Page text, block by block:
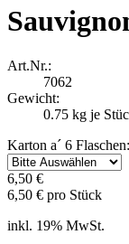
Art.Nr.:
7062
Gewicht:
0.75 kg je
Karton a´ 6 Flaschen:
6,50 €
6,50 € pro Stück
inkl. 19% MwSt.